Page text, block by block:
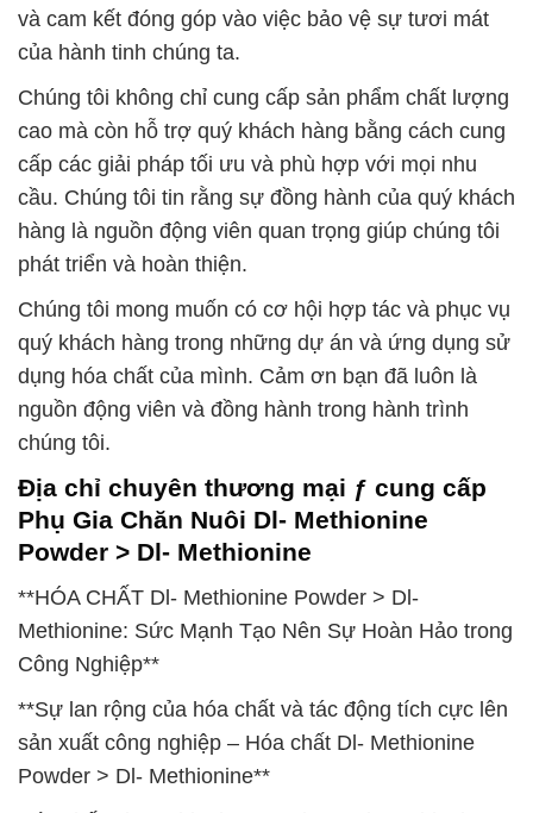
và cam kết đóng góp vào việc bảo vệ sự tươi mát
của hành tinh chúng ta.
Chúng tôi không chỉ cung cấp sản phẩm chất lượng
cao mà còn hỗ trợ quý khách hàng bằng cách cung
cấp các giải pháp tối ưu và phù hợp với mọi nhu
cầu. Chúng tôi tin rằng sự đồng hành của quý khách
hàng là nguồn động viên quan trọng giúp chúng tôi
phát triển và hoàn thiện.
Chúng tôi mong muốn có cơ hội hợp tác và phục vụ
quý khách hàng trong những dự án và ứng dụng sử
dụng hóa chất của mình. Cảm ơn bạn đã luôn là
nguồn động viên và đồng hành trong hành trình
chúng tôi.
Địa chỉ chuyên thương mại ƒ cung cấp
Phụ Gia Chăn Nuôi Dl- Methionine
Powder > Dl- Methionine
**HÓA CHẤT Dl- Methionine Powder > Dl-
Methionine: Sức Mạnh Tạo Nên Sự Hoàn Hảo trong
Công Nghiệp**
**Sự lan rộng của hóa chất và tác động tích cực lên
sản xuất công nghiệp – Hóa chất Dl- Methionine
Powder > Dl- Methionine**